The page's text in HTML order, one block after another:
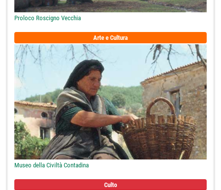
Proloco Roscigno Vecchia
Arte e Cultura
Museo della Civiltà Contadina
Culto